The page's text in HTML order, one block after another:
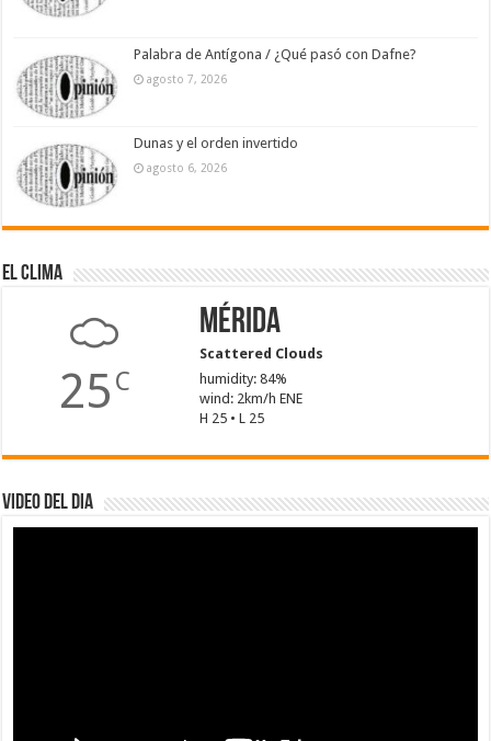
Palabra de Antígona / ¿Qué pasó con Dafne?
agosto 7, 2026
Dunas y el orden invertido
agosto 6, 2026
El Clima
25 C
Mérida
Scattered Clouds
humidity: 84%
wind: 2km/h ENE
H 25 • L 25
Video del dia